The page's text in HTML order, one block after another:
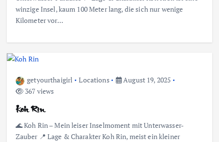
winzige Insel, kaum 100 Meter lang, die sich nur wenige
Kilometer vor…
getyourthaigirl Locations
August 19, 2025
367 views
Koh Rin
🌊 Koh Rin – Mein leiser Inselmoment mit Unterwasser-
Zauber 📍 Lage & Charakter Koh Rin, meist ein kleiner